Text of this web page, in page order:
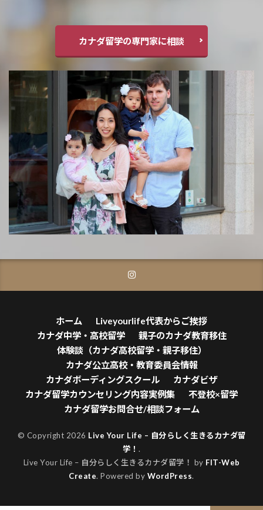
カナダ留学の専門家に相談
ホーム
Liveyourlife代表からご挨拶
カナダ中学・高校留学
親子のカナダ教育移住
体験談（カナダ高校留学・親子移住）
カナダ公立高校・教育委員会情報
カナダボーディングスクール
カナダビザ
カナダ留学カウンセリング内容実例集
不登校×留学
カナダ留学お問合せ/相談フォーム
© Copyright 2026 Live Your Life – 自分らしく生きるカナダ留
学！ .
Live Your Life – 自分らしく生きるカナダ留学！ by FIT-Web
Create. Powered by WordPress.